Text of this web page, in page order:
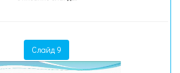
Слайд 9